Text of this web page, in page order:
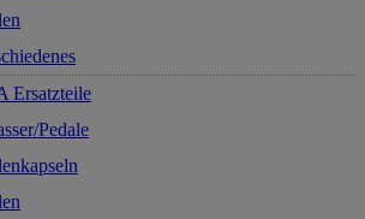
Ersatzteile
Pedale